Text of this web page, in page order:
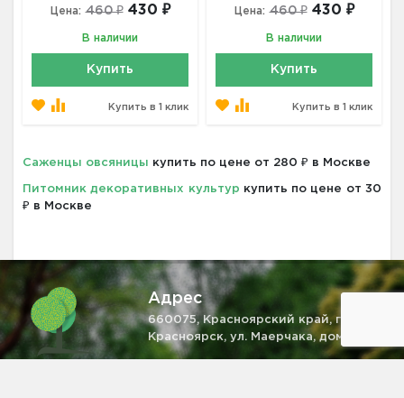
Цена: 460 ₽ 430 ₽
В наличии
Купить
Купить в 1 клик
Цена: 460 ₽ 430 ₽
В наличии
Купить
Купить в 1 клик
Саженцы овсяницы купить по цене от 280 ₽ в Москве
Питомник декоративных культур купить по цене от 30
₽ в Москве
Адрес
660075, Красноярский край, г.
Красноярск, ул. Маерчака, дом 4